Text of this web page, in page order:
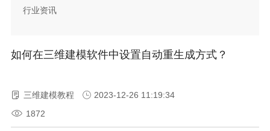
行业资讯
如何在三维建模软件中设置自动重生成方式？
三维建模教程
2023-12-26 11:19:34
1872